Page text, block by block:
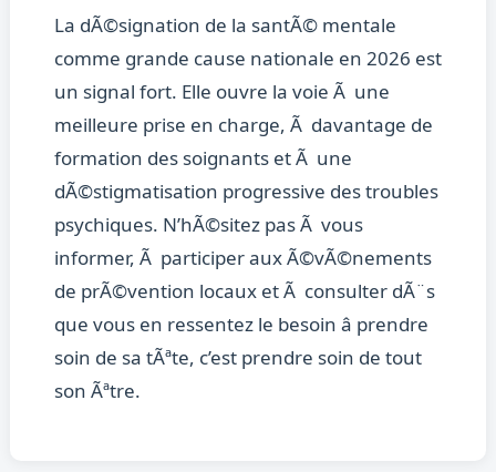
La dÃ©signation de la santÃ© mentale
comme grande cause nationale en 2026 est
un signal fort. Elle ouvre la voie Ã une
meilleure prise en charge, Ã davantage de
formation des soignants et Ã une
dÃ©stigmatisation progressive des troubles
psychiques. N’hÃ©sitez pas Ã vous
informer, Ã participer aux Ã©vÃ©nements
de prÃ©vention locaux et Ã consulter dÃ¨s
que vous en ressentez le besoin â prendre
soin de sa tÃªte, c’est prendre soin de tout
son Ãªtre.